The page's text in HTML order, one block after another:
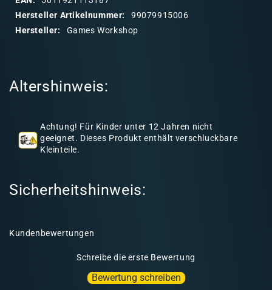
n
Hersteller Artikelnummer:
99079915006
Hersteller:
Games Workshop
Altershinweis:
Achtung! Für Kinder unter 12 Jahren nicht
geeignet. Dieses Produkt enthält verschluckbare
Kleinteile.
Sicherheitshinweis:
Kundenbewertungen
Schreibe die erste Bewertung
Bewertung schreiben